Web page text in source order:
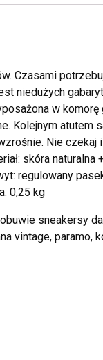
Czasami
niedużych
w komorę
Kolejnym atutem
Nie czekaj
skóra
regulowany
0,25 kg
sneakersy
vintage, paramo,